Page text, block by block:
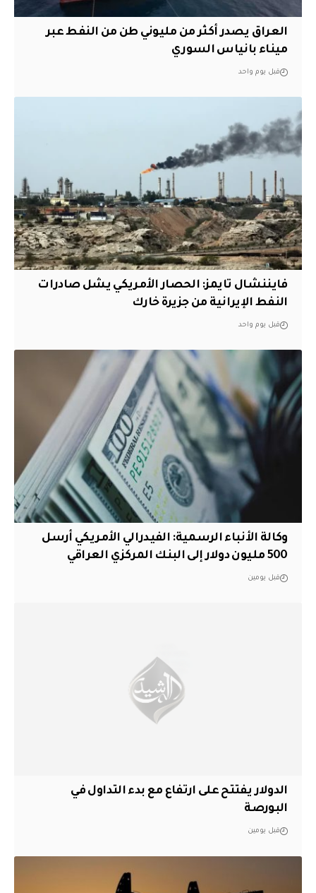
العراق يصدر أكثر من مليوني طن من النفط عبر
ميناء بانياس السوري
قبل يوم واحد
فايننشال تايمز: الحصار الأمريكي يشل صادرات
النفط الإيرانية من جزيرة خارك
قبل يوم واحد
وكالة الأنباء الرسمية: الفيدرالي الأمريكي أرسل
500 مليون دولار إلى البنك المركزي العراقي
قبل يومين
الدولار يفتتح على ارتفاع مع بدء التداول في
البورصة
قبل يومين